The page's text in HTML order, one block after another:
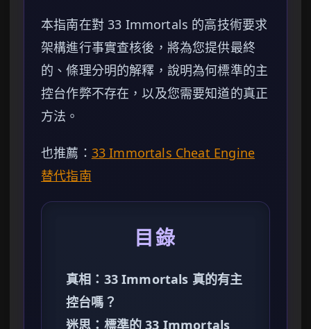
本指南在對 33 Immortals 的高技術要求
架構進行事實查核後，將為您提供最終
的、條理分明的解釋，說明為何標準的主
控台作弊不存在，以及您需要知道的真正
方法。
也推薦： 33 Immortals Cheat Engine
替代指南
目錄
真相：33 Immortals 真的有主
控台嗎？
迷思：標準的 33 Immortals